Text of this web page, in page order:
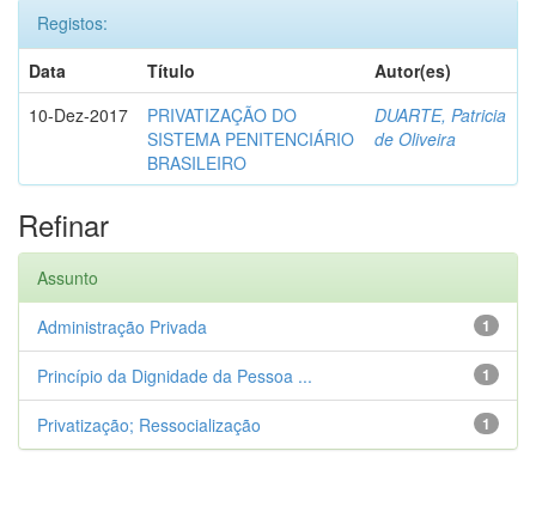
Registos:
Data
Título
Autor(es)
10-Dez-2017
PRIVATIZAÇÃO DO
SISTEMA PENITENCIÁRIO
BRASILEIRO
DUARTE, Patricia
de Oliveira
Refinar
Assunto
1
Administração Privada
1
Princípio da Dignidade da Pessoa ...
1
Privatização; Ressocialização